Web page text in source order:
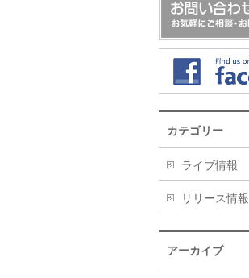
カテゴリー
ライブ情報
リリース情報
アーカイブ